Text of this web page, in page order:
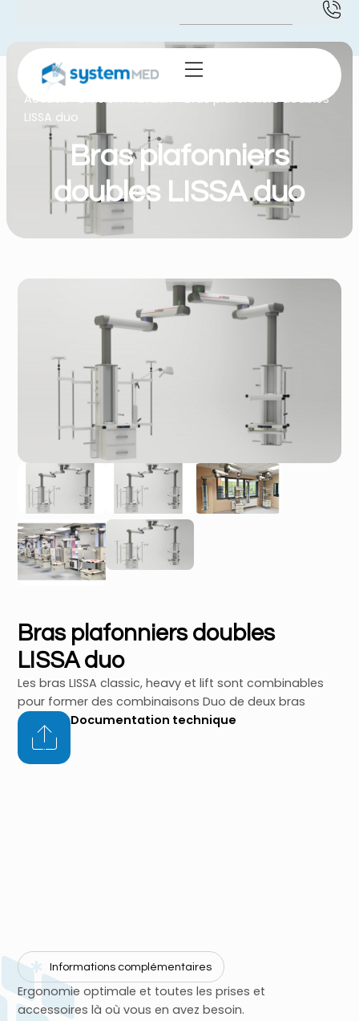
Accueil-Division Travaux-Bras plafonniers doubles
LISSA duo
Bras plafonniers
doubles LISSA duo
Bras plafonniers doubles
LISSA duo
Les bras LISSA classic, heavy et lift sont combinables
pour former des combinaisons Duo de deux bras
Documentation technique
Informations complémentaires
Ergonomie optimale et toutes les prises et
accessoires là où vous en avez besoin.